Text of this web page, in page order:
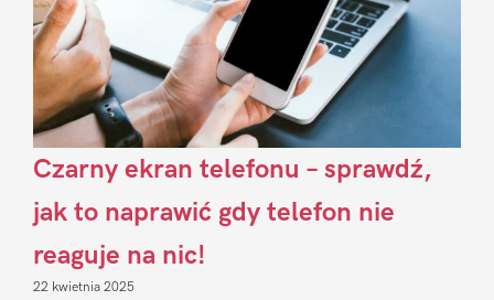
Czarny ekran telefonu – sprawdź,
jak to naprawić gdy telefon nie
reaguje na nic!
22 kwietnia 2025